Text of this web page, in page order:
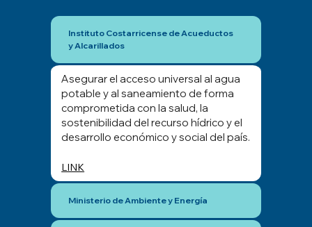
Instituto Costarricense de Acueductos
y Alcarillados
Asegurar el acceso universal al agua
potable y al saneamiento de forma
comprometida con la salud, la
sostenibilidad del recurso hídrico y el
desarrollo económico y social del país.
LINK
Ministerio de Ambiente y Energía